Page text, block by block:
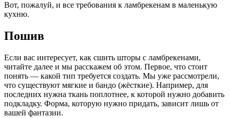
Вот, пожалуй, и все требования к ламбрекенам в маленькую
кухню.
Пошив
Если вас интересует, как сшить шторы с ламбрекенами,
читайте далее и мы расскажем об этом. Первое, что стоит
понять — какой тип требуется создать. Мы уже рассмотрели,
что существуют мягкие и бандо (жёсткие). Например, для
последних нужна ткань поплотнее, к которой нужно добавить
подкладку. Форма, которую нужно придать, зависит лишь от
вашей фантазии.